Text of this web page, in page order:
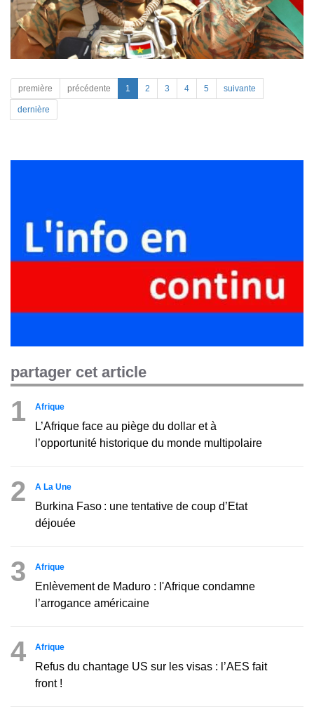
première précédente 1 2 3 4 5 suivante
dernière
partager cet article
1 Afrique
L’Afrique face au piège du dollar et à
l’opportunité historique du monde multipolaire
2 A La Une
Burkina Faso : une tentative de coup d’Etat
déjouée
3 Afrique
Enlèvement de Maduro : l'Afrique condamne
l’arrogance américaine
4 Afrique
Refus du chantage US sur les visas : l’AES fait
front !